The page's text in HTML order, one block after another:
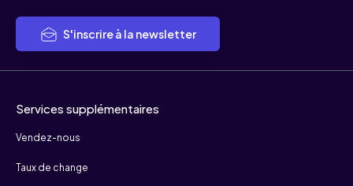
S'inscrire à la newsletter
Services supplémentaires
Vendez-nous
Taux de change